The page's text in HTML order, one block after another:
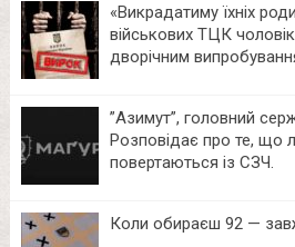
«Викрадатиму їхніх
військових ТЦК
дворічним
⁨”Азимут”, головний
Розповідає про те, що
повертаються із СЗЧ.
Коли обираєш 92 —